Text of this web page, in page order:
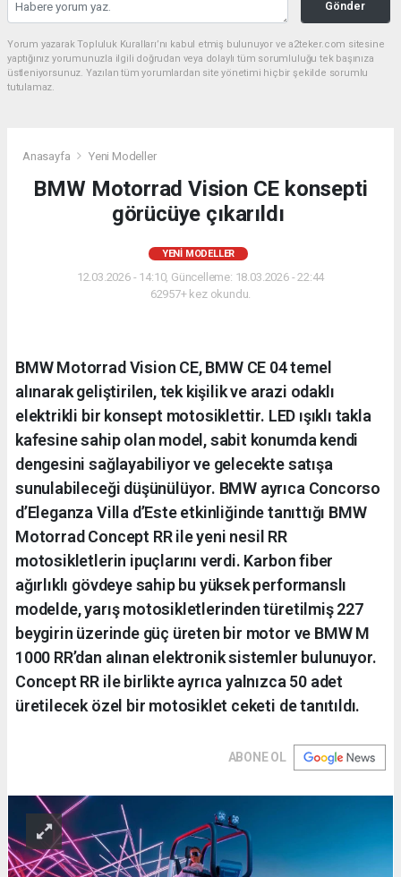
Gönder
Yorum yazarak Topluluk Kuralları’nı kabul etmiş bulunuyor ve a2teker.com sitesine
yaptığınız yorumunuzla ilgili doğrudan veya dolaylı tüm sorumluluğu tek başınıza
üstleniyorsunuz. Yazılan tüm yorumlardan site yönetimi hiçbir şekilde sorumlu
tutulamaz.
Anasayfa Yeni Modeller
BMW Motorrad Vision CE konsepti
görücüye çıkarıldı
YENI MODELLER
12.03.2026 - 14:10, Güncelleme: 18.03.2026 - 22:44
62957+ kez okundu.
BMW Motorrad Vision CE, BMW CE 04 temel
alınarak geliştirilen, tek kişilik ve arazi odaklı
elektrikli bir konsept motosiklettir. LED ışıklı takla
kafesine sahip olan model, sabit konumda kendi
dengesini sağlayabiliyor ve gelecekte satışa
sunulabileceği düşünülüyor. BMW ayrıca Concorso
d’Eleganza Villa d’Este etkinliğinde tanıttığı BMW
Motorrad Concept RR ile yeni nesil RR
motosikletlerin ipuçlarını verdi. Karbon fiber
ağırlıklı gövdeye sahip bu yüksek performanslı
modelde, yarış motosikletlerinden türetilmiş 227
beygirin üzerinde güç üreten bir motor ve BMW M
1000 RR’dan alınan elektronik sistemler bulunuyor.
Concept RR ile birlikte ayrıca yalnızca 50 adet
üretilecek özel bir motosiklet ceketi de tanıtıldı.
ABONE OL